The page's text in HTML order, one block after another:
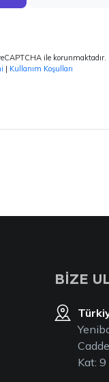
ile korunmaktadır.
| Kullanım Koşulları
BİZE
Kat: